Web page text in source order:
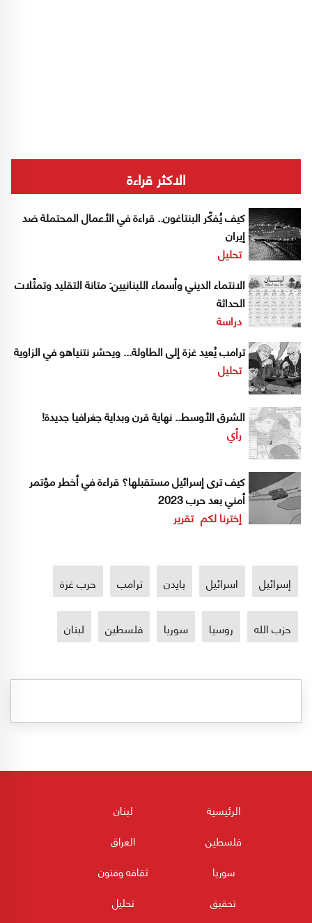
الاكثر قراءة
كيف يُفكّر البنتاغون.. قراءة في الأعمال المحتملة ضد
إيران
تحليل
الانتماء الديني وأسماء اللبنانيين: متانة التقليد وتمثّلات
الحداثة
دراسة
ترامب يُعيد غزة إلى الطاولة... ويحشر نتنياهو في الزاوية
تحليل
الشرق الأوسط.. نهاية قرن وبداية جغرافيا جديدة!
رأي
كيف ترى إسرائيل مستقبلها؟ قراءة في أخطر مؤتمر
أمني بعد حرب 2023
إخترنا لكم تقرير
إسرائيل اسرائيل بايدن ترامب حرب غزة
حزب الله روسيا سوريا فلسطين لبنان
الرئيسية
لبنان
فلسطين
العراق
سوريا
ثقافه وفنون
تحقيق
تحليل